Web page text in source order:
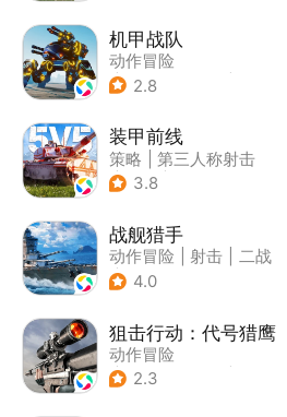
机甲战队
动作冒险
| 第三人称射击
2.8
装甲前线
策略
第三人称射击
| 坦克
3.8
战舰猎手
动作冒险 射击
二战
| 战术竞技
4.0
狙击行动：代号猎鹰
动作冒险
| 第一人称射击
2.3